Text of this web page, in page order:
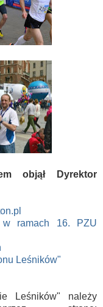
objął Dyrektor
w ramach 16. PZU
Leśników"
Leśników" należy